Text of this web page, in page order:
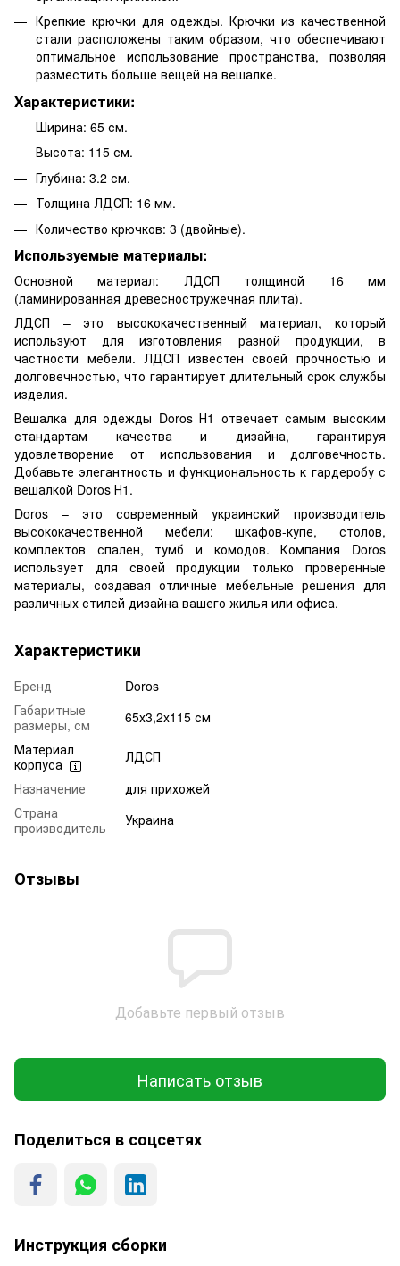
Крепкие крючки для одежды. Крючки из качественной
стали расположены таким образом, что обеспечивают
оптимальное использование пространства, позволяя
разместить больше вещей на вешалке.
Характеристики:
Ширина: 65 см.
Высота: 115 см.
Глубина: 3.2 см.
Толщина ЛДСП: 16 мм.
Количество крючков: 3 (двойные).
Используемые материалы:
Основной материал: ЛДСП толщиной 16 мм
(ламинированная древесностружечная плита).
ЛДСП – это высококачественный материал, который
используют для изготовления разной продукции, в
частности мебели. ЛДСП известен своей прочностью и
долговечностью, что гарантирует длительный срок службы
изделия.
Вешалка для одежды Doros Н1 отвечает самым высоким
стандартам качества и дизайна, гарантируя
удовлетворение от использования и долговечность.
Добавьте элегантность и функциональность к гардеробу с
вешалкой Doros Н1.
Doros – это современный украинский производитель
высококачественной мебели: шкафов-купе, столов,
комплектов спален, тумб и комодов. Компания Doros
использует для своей продукции только проверенные
материалы, создавая отличные мебельные решения для
различных стилей дизайна вашего жилья или офиса.
Характеристики
Бренд
Doros
Габаритные
размеры, см
65х3,2х115 см
Материал
корпуса
ЛДСП
Назначение
для прихожей
Страна
производитель
Украина
Отзывы
Добавьте первый отзыв
Написать отзыв
Поделиться в соцсетях
Инструкция сборки